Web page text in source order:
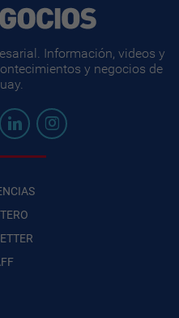
Información, videos y
y negocios de